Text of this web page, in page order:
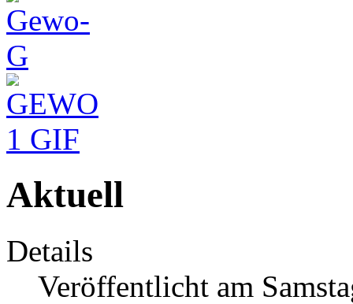
Aktuell
Details
Veröffentlicht am